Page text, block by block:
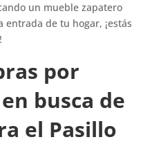
un mueble zapatero
de tu hogar, ¡estás
por
busca de
el Pasillo